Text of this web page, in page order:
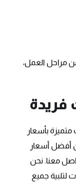
مراحل العمل،
فريدة
بأسعار
أفضل أسعار
معنا. نحن
جميع